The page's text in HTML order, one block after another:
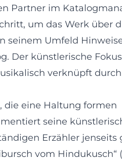
Partner im
um das Werk über
seinem Umfeld
Der künstlerische
verknüpft
die eine Haltung formen
seine
Erzähler jenseits
vom